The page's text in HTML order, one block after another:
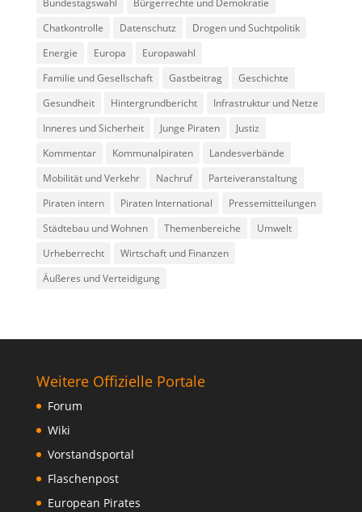
Bundestagswahl
Bürgerrechte und Demokratie
Chatkontrolle
Datenschutz
Drogen und Suchtpolitik
Energie
Europa
Europawahl
Familie und Gesellschaft
Gastbeitrag
Geschichte
Gesundheit
Hintergrundbericht
Infrastruktur und Netze
Inneres und Sicherheit
Junge Piraten
Justiz
Kommentar
Kommunalpiraten
Landesverbände
Mobilität und Verkehr
Nachruf
Parteiveranstaltung
Piraten intern
Piraten International
Pressemitteilungen
Städtebau und Wohnen
Themenbereiche
Umwelt
Urheberrecht
Wirtschaft und Finanzen
Äußeres und Verteidigung
Weitere Offizielle Portale
Forum
Wiki
Vorstandsportal
Flaschenpost
European Pirates